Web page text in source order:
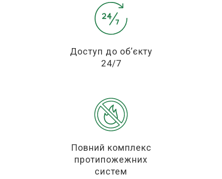
Доступ до об’єкту
24/7
Повний комплекс
протипожежних
систем